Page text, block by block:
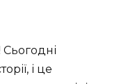
і це